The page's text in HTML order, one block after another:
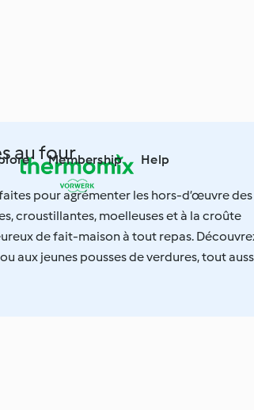
Membership Help
au four
pour agrémenter les hors-d’œuvre des
croustillantes, moelleuses et à la croûte
de fait-maison à tout repas.
aux jeunes pousses de verdures, tout